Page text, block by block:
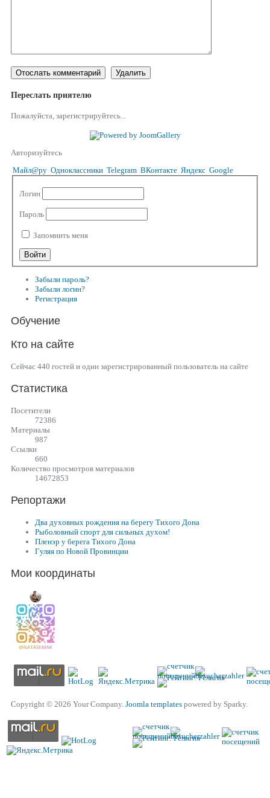
Переслать приятелю
Пожалуйста, зарегистрируйтесь...
Авторизуйтесь
Майл@ру Одноклассники Telegram ВКонтакте Яндекс Google
Логин
Пароль
Запомнить меня
Забыли пароль?
Забыли логин?
Регистрация
Обучение
Кто на сайте
Сейчас 440 гостей и один зарегистрированный пользователь на сайте
Статистика
Посетители
72386
Материалы
987
Cсылки
660
Количество просмотров материалов
14672853
Репортажи
Два духовных рождения на берегу Тихого Дона
Рыболовный спорт для сильных духом!
Пленэр у берега Тихого Дона
Гуляя по Новой Провинции
Мои координаты
Copyright © 2026 Your Company. Joomla templates powered by Sparky.